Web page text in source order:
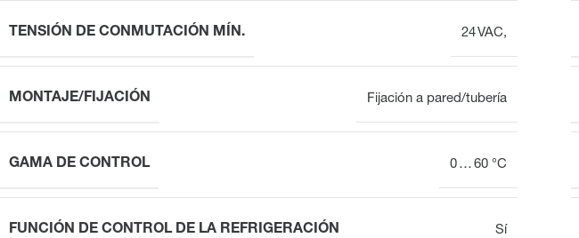
TENSIÓN DE CONMUTACIÓN MÍN. 24 VAC,
MONTAJE/FIJACIÓN Fijación a pared/tubería
GAMA DE CONTROL 0 … 60 °C
FUNCIÓN DE CONTROL DE LA REFRIGERACIÓN Sí